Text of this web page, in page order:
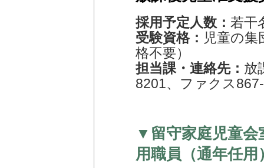
採用予定人数： 若干
受験資格： 児童の集
格不要）
担当課・連絡先： 放
8201、ファクス
▼留守家庭児童
用職員（通年任用